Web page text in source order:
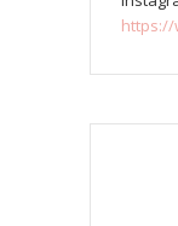
https://